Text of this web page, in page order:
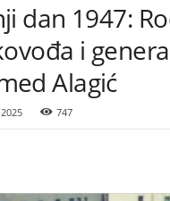
dan 1947:
i
Alagić
747